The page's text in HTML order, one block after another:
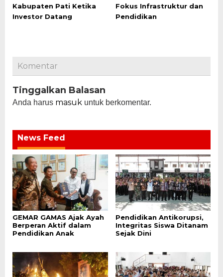
Kabupaten Pati Ketika
Investor Datang
Fokus Infrastruktur dan
Pendidikan
Komentar
Tinggalkan Balasan
Anda harus masuk untuk berkomentar.
News Feed
GEMAR GAMAS Ajak Ayah
Berperan Aktif dalam
Pendidikan Anak
Pendidikan Antikorupsi,
Integritas Siswa Ditanam
Sejak Dini